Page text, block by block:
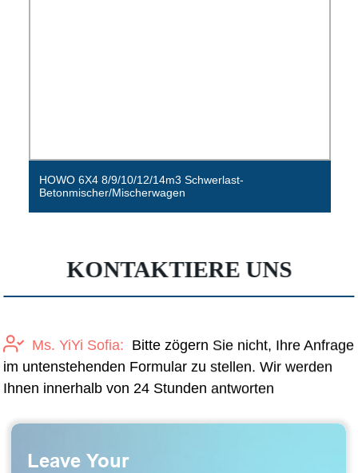
HOWO 6X4 8/9/10/12/14m3 Schwerlast-
Betonmischer/Mischerwagen
KONTAKTIERE UNS
Ms. YiYi Sofia: Bitte zögern Sie nicht, Ihre Anfrage
im untenstehenden Formular zu stellen. Wir werden
Ihnen innerhalb von 24 Stunden antworten